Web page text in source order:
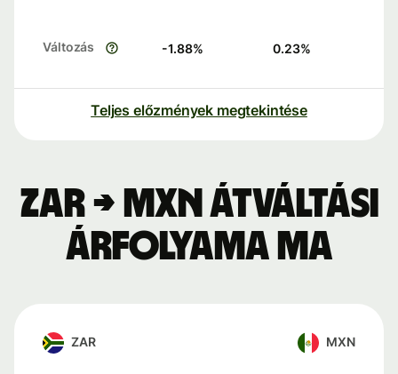
Változás -1.88% 0.23%
Teljes előzmények megtekintése
ZAR → MXN átváltási
árfolyama ma
ZAR MXN